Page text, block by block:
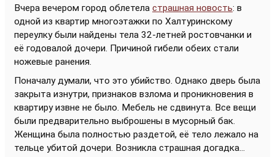
Вчера вечером город облетела страшная новость: в
одной из квартир многоэтажки по Халтуринскому
переулку были найдены тела 32-летней ростовчанки и
её годовалой дочери. Причиной гибели обеих стали
ножевые ранения.
Поначалу думали, что это убийство. Однако дверь была
закрыта изнутри, признаков взлома и проникновения в
квартиру извне не было. Мебель не сдвинута. Все вещи
были предварительно выброшены в мусорный бак.
Женщина была полностью раздетой, её тело лежало на
тельце убитой дочери. Возникла страшная догадка...